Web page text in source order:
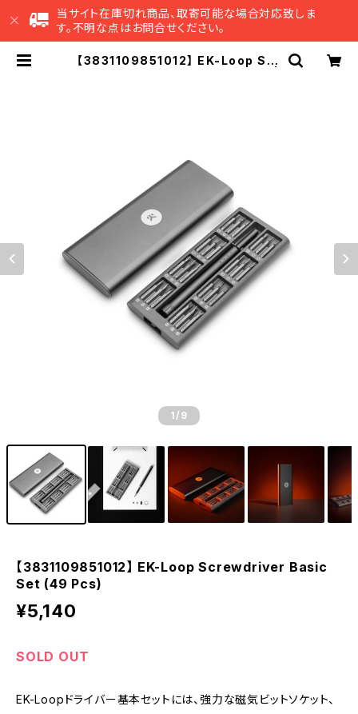
当サイト在庫切れ商品、取寄可能な場合対応致しま
す。不明な点はお問合せください。
【3831109851012】 EK-Loop Scr
1 /9
【3831109851012】 EK-Loop Screwdriver Basic
Set (49 Pcs)
¥5,140
SOLD OUT
EK-Loopドライバー基本セットには、強力な磁気ビットソケット、